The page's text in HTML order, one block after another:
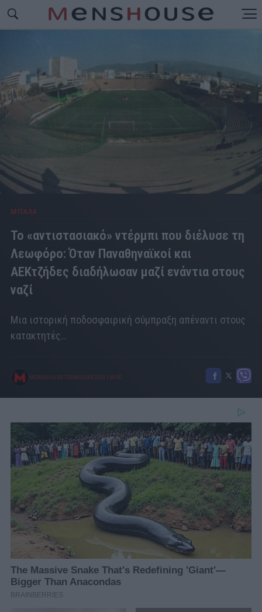
ΜΠΑΛΑ
Το «αντιστασιακό» ντέρμπι που διέλυσε τη
Λεωφόρο: Όταν Παναθηναϊκοί και
ΑΕΚτζήδες διαδήλωσαν μαζί ενάντια στους
ναζί
Μια ιστορική ποδοσφαιρική σύμπραξη απέναντι στους
κατακτητές…
MENSHOUSE TEAM 30/09/2023 00:05